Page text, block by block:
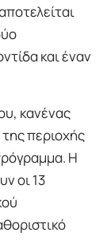
και έναν
κανένας
περιοχής
Η
οι 13